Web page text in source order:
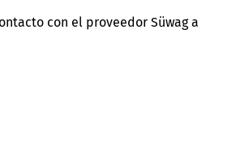
con el proveedor Süwag a